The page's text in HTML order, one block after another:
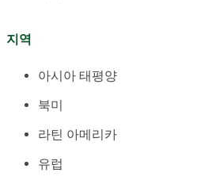
지역
아시아 태평양
북미
라틴 아메리카
유럽